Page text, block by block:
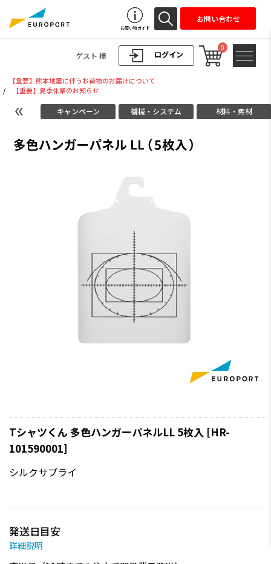
ログイン
ゲスト 様
0
お買い物ガイド
お問い合わせ
【重要】熊本地震に伴うお荷物のお届けについて
/
【重要】夏季休業のお知らせ
キャンペーン 機械・システム 材料・素材
Tシャツくん 多色ハンガーパネルLL 5枚入 [HR-
101590001]
シルクサプライ
発送日目安
詳細説明